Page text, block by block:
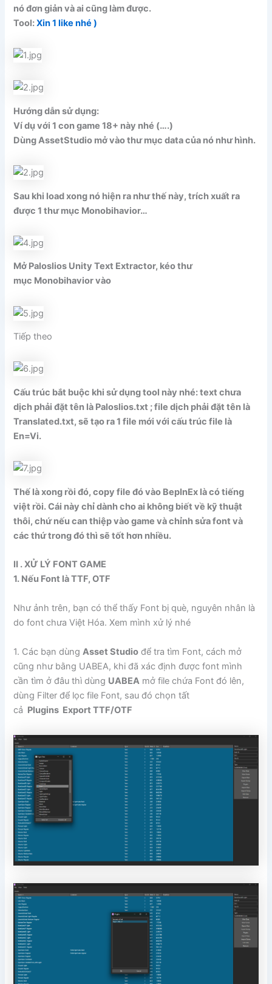
nó đơn giản và ai cũng làm được.
Tool:Xin 1 like nhé )
Hướng dẫn sử dụng:
Ví dụ với 1 con game 18+ này nhé (….)
Dùng AssetStudio mở vào thư mục data của nó như hình.
Sau khi load xong nó hiện ra như thế này, trích xuất ra
được 1 thư mục Monobihavior…
Mở Paloslios Unity Text Extractor, kéo thư
mục Monobihavior vào
Tiếp theo
Cấu trúc bắt buộc khi sử dụng tool này nhé: text chưa
dịch phải đặt tên là Paloslios.txt ; file dịch phải đặt tên là
Translated.txt, sẽ tạo ra 1 file mới với cấu trúc file là
En=Vi.
Thế là xong rồi đó, copy file đó vào BepInEx là có tiếng
việt rồi. Cái này chỉ dành cho ai không biết về kỹ thuật
thôi, chứ nếu can thiệp vào game và chỉnh sửa font và
các thứ trong đó thì sẽ tốt hơn nhiều.
Ⅱ . XỬ LÝ FONT GAME
1. Nếu Font là TTF, OTF
Như ảnh trên, bạn có thể thấy Font bị què, nguyên nhân là
do font chưa Việt Hóa. Xem mình xử lý nhé
1. Các bạn dùngAsset Studio để tra tìm Font, cách mở
cũng như bằng UABEA, khi đã xác định được font mình
cần tìm ở đâu thì dùng UABEA mở file chứa Font đó lên,
dùng Filter để lọc file Font, sau đó chọn tất
cả Plugins Export TTF/OTF